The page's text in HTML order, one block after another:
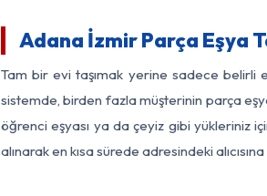
Adana İzmir Parça Eşya
Tam bir evi taşımak yerine sadece belirli
sistemde, birden fazla müşterinin parça
öğrenci eşyası ya da çeyiz gibi yükleriniz
alınarak en kısa sürede adresindeki